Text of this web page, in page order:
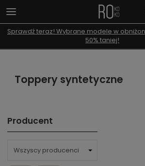
Sprawdź teraz! Wybrane modele w
50% taniej!
Toppery syntetyczne
Producent